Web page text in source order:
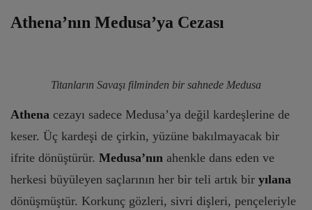
Athena’nın Medusa’ya Cezası
Titanların Savaşı filminden bir sahnede Medusa
Athena cezayı sadece Medusa’ya değil kardeşlerine de
keser. Üç kardeşi de çirkin, yüzüne bakılmayacak bir
ifrite dönüştürür. Medusa’nın ahenkle dans eden ve
herkesi büyüleyen saçlarının her bir teli artık bir yılana
dönüşmüştür. Korkunç gözleri, sivri dişleri, pençeleriyle